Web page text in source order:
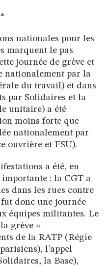
nationales pour les
marquent le pas
journée de grève et
nationalement par la
du travail) et dans
par Solidaires et la
unitaire) a été
moins forte que
nationalement par
ouvrière et FSU).
a été, en
: la CGT a
dans les rues contre
donc une journée
équipes militantes. Le
grève «
de la RATP (Régie
l’appel
la Base),